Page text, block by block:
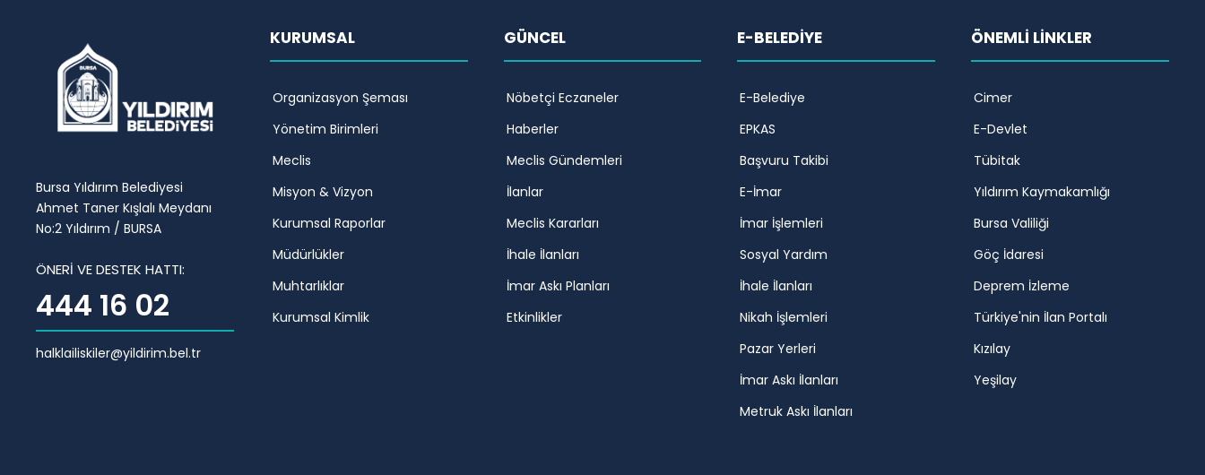
Bursa Yıldırım Belediyesi
Ahmet Taner Kışlalı Meydanı
No:2 Yıldırım / BURSA
ÖNERİ VE DESTEK HATTI:
444 16 02
halklailiskiler@yildirim.bel.tr
KURUMSAL
Organizasyon Şeması
Yönetim Birimleri
Meclis
Misyon & Vizyon
Kurumsal Raporlar
Müdürlükler
Muhtarlıklar
Kurumsal Kimlik
GÜNCEL
Nöbetçi Eczaneler
Haberler
Meclis Gündemleri
İlanlar
Meclis Kararları
İhale İlanları
İmar Askı Planları
Etkinlikler
E-BELEDİYE
E-Belediye
EPKAS
Başvuru Takibi
E-İmar
İmar İşlemleri
Sosyal Yardım
İhale İlanları
Nikah İşlemleri
Pazar Yerleri
İmar Askı İlanları
Metruk Askı İlanları
ÖNEMLİ LİNKLER
Cimer
E-Devlet
Tübitak
Yıldırım Kaymakamlığı
Bursa Valiliği
Göç İdaresi
Deprem İzleme
Türkiye'nin İlan Portalı
Kızılay
Yeşilay